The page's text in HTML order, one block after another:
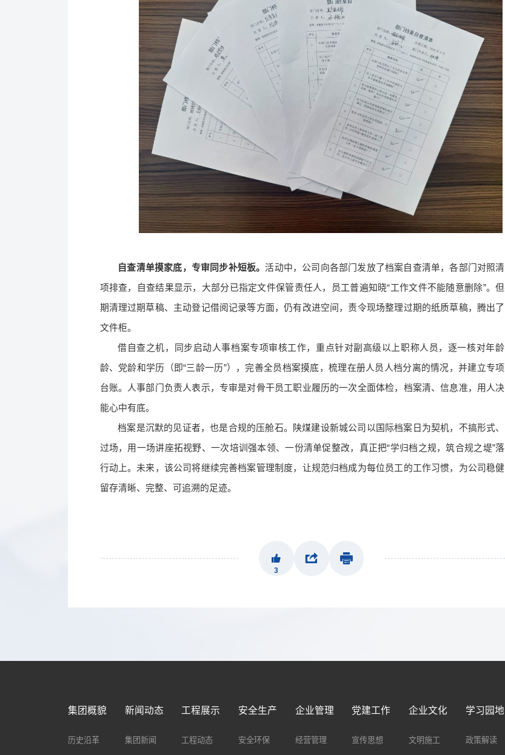
自查清单摸家底，专审同步补短板。活动中，公司向各部门发放了档案自查清单，各部门对照
项排查，自查结果显示，大部分已指定文件保管责任人，员工普遍知晓“工作文件不能随意删除”。
期清理过期草稿、主动登记借阅记录等方面，仍有改进空间，责令现场整理过期的纸质草稿，腾出
文件柜。
借自查之机，同步启动人事档案专项审核工作，重点针对副高级以上职称人员，逐一核对年
龄、党龄和学历（即“三龄一历”），完善全员档案摸底，梳理在册人员人档分离的情况，并建立专
台账。人事部门负责人表示，专审是对骨干员工职业履历的一次全面体检，档案清、信息准，用人
能心中有底。
档案是沉默的见证者，也是合规的压舱石。陕煤建设新城公司以国际档案日为契机，不搞形式
过场，用一场讲座拓视野、一次培训强本领、一份清单促整改，真正把“学归档之规，筑合规之堤”
行动上。未来，该公司将继续完善档案管理制度，让规范归档成为每位员工的工作习惯，为公司稳
留存清晰、完整、可追溯的足迹。
3
集团概貌
历史沿革
新闻动态
集团新闻
工程展示
工程动态
安全生产
安全环保
企业管理
经营管理
党建工作
宣传思想
企业文化
文明施工
学习园地
政策解读